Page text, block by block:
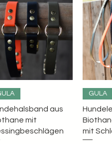
Schnellansicht
aus
mit
GULA
mit